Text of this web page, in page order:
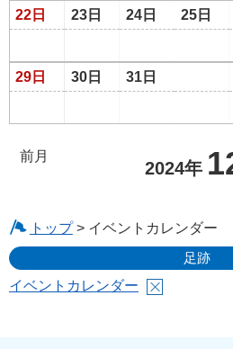
22日 23日 24日 25日
29日 30日 31日
前月
2024年
トップ> イベントカレンダー
足跡
イベントカレンダー